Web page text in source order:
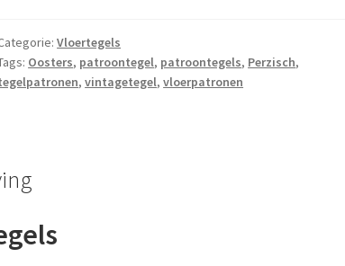
Vloertegels
Oosters, patroontegel, patroontegels, Perzisch,
,vintagetegel,vloerpatronen